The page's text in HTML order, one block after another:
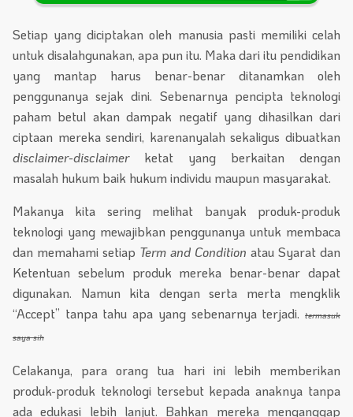
Setiap yang diciptakan oleh manusia pasti memiliki celah
untuk disalahgunakan, apa pun itu. Maka dari itu pendidikan
yang mantap harus benar-benar ditanamkan oleh
penggunanya sejak dini. Sebenarnya pencipta teknologi
paham betul akan dampak negatif yang dihasilkan dari
ciptaan mereka sendiri, karenanyalah sekaligus dibuatkan
disclaimer-disclaimerketat yang berkaitan dengan
masalah hukum baik hukum individu maupun masyarakat.
Makanya kita sering melihat banyak produk-produk
teknologi yang mewajibkan penggunanya untuk membaca
dan memahami setiap Term and Condition atau Syarat dan
Ketentuan sebelum produk mereka benar-benar dapat
digunakan. Namun kita dengan serta merta mengklik
“Accept” tanpa tahu apa yang sebenarnya terjadi. termasuk
saya sih
Celakanya, para orang tua hari ini lebih memberikan
produk-produk teknologi tersebut kepada anaknya tanpa
ada edukasi lebih lanjut. Bahkan mereka menganggap